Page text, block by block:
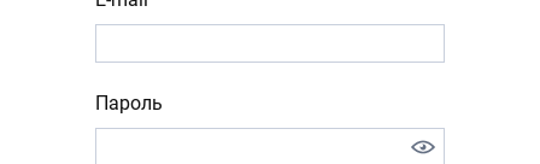
Пароль